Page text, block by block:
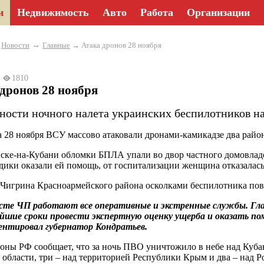
Недвижимость Авто Работа Организации
Новости → Главные → Атака дронов 28 ноября
1810
28 ноября
ночного налета украинских беспилотников
28 ноября ВСУ массово атаковали дронами-камикадзе два
на-Кубани обломки БПЛА упали во двор частного
оказали ей помощь, от госпитализации женщина
Красноармейского района осколками беспилотника
ЧП работают все оперативные и экстренные службы.
сроки провести экспертную оценку ущерба и оказать
губернатор Кондратьев.
РФ сообщает, что за ночь ПВО уничтожило в небе над
области, три – над территорией Республики Крым и два – над